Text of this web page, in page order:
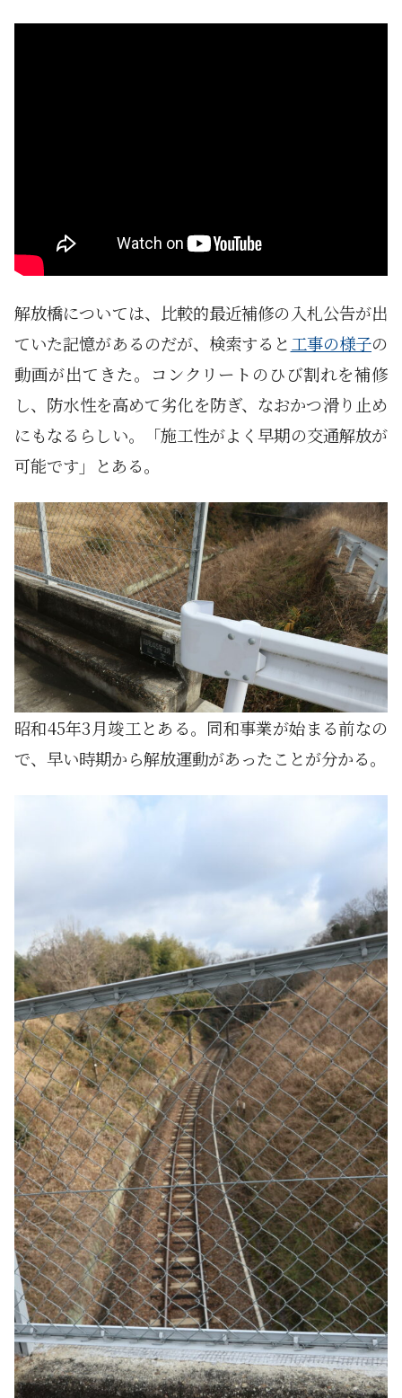
解放橋については、比較的最近補修の入札公告が出
ていた記憶があるのだが、検索すると 工事の様子の
動画が出てきた。コンクリートのひび割れを補修
し、防水性を高めて劣化を防ぎ、なおかつ滑り止め
にもなるらしい。「施工性がよく早期の交通解放が
可能です」とある。
昭和45年3月竣工とある。同和事業が始まる前なの
で、早い時期から解放運動があったことが分かる。